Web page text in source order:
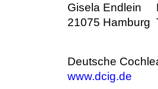
Gisela Endlein
21075 Hamburg
Deutsche
www.dcig.de